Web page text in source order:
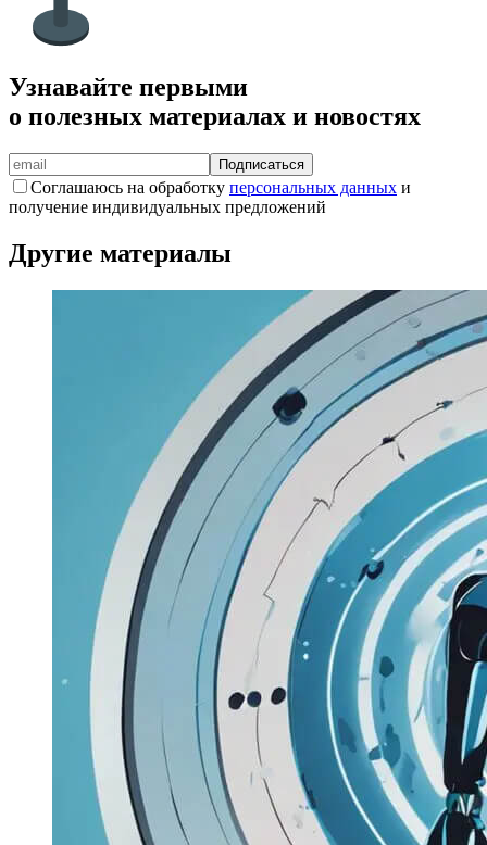
Узнавайте первыми
о полезных материалах и новостях
Подписаться
Соглашаюсь на обработку персональных данных и
получение индивидуальных предложений
Другие материалы